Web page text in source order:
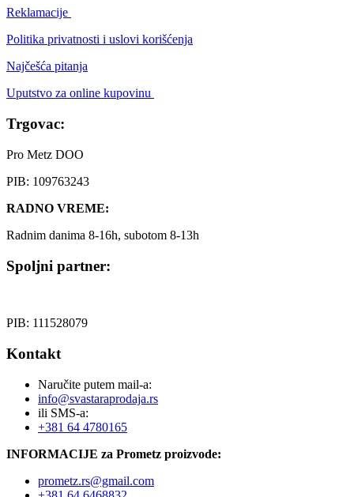
Reklamacije
Politika privatnosti i uslovi korišćenja
Najčešća pitanja
Uputstvo za online kupovinu
Trgovac:
Pro Metz DOO
PIB: 109763243
RADNO VREME:
Radnim danima 8-16h, subotom 8-13h
Spoljni partner:
PIB: 111528079
Kontakt
Naručite putem mail-a:
info@svastaraprodaja.rs
ili SMS-a:
+381 64 4780165
INFORMACIJE za Prometz proizvode:
prometz.rs@gmail.com